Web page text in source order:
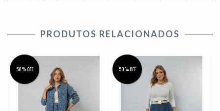
PRODUTOS RELACIONADOS
50% OFF 50% OFF